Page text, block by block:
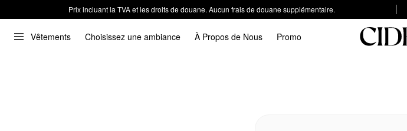
Prix incluant la TVA et les droits de douane. Aucun frais de douane supplémentaire.
Vêtements Choisissez une ambiance À Propos de Nous Promo